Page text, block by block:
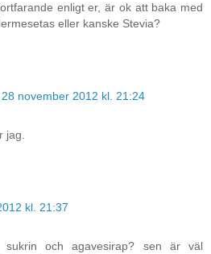
enligt er, är ok att baka med
eller kanske Stevia?
28 november 2012 kl. 21:24
jag.
kl. 21:37
och agavesirap? sen är väl